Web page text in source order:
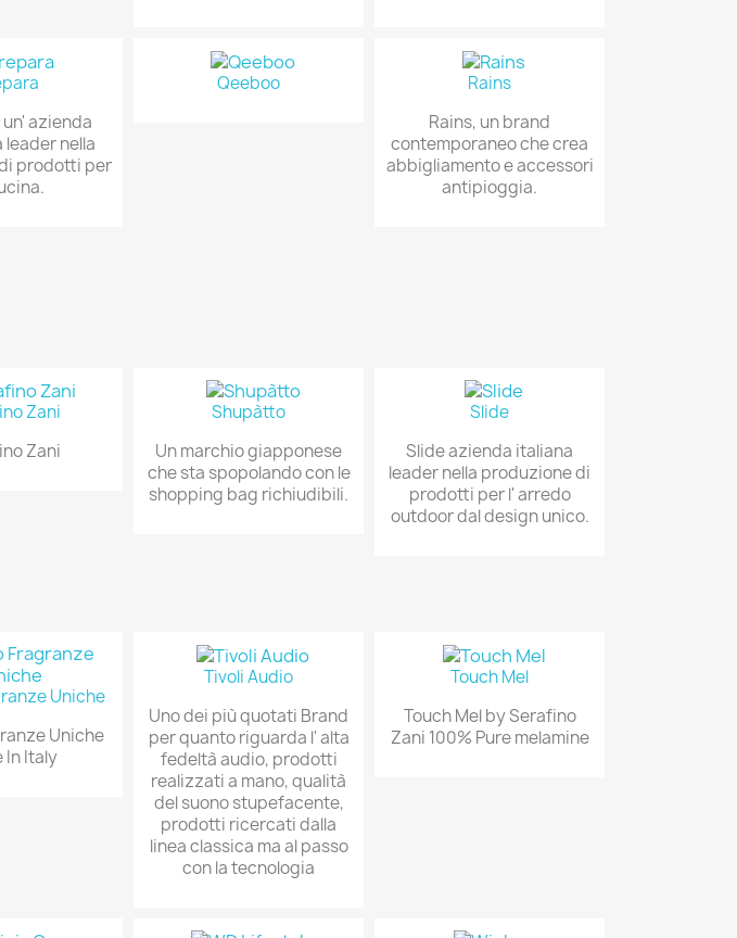
azienda
nella
prodotti per
Qeeboo
Rains
Rains, un brand
contemporaneo che crea
abbigliamento e accessori
antipioggia.
Zani
Zani
Shupàtto
Un marchio giapponese
che sta spopolando con le
shopping bag richiudibili.
Slide
Slide azienda italiana
leader nella produzione di
prodotti per l' arredo
outdoor dal design unico.
Uniche
Uniche
In Italy
Tivoli Audio
Uno dei più quotati Brand
per quanto riguarda l' alta
fedeltà audio, prodotti
realizzati a mano, qualità
del suono stupefacente,
prodotti ricercati dalla
linea classica ma al passo
con la tecnologia
Touch Mel
Touch Mel by Serafino
Zani 100% Pure melamine